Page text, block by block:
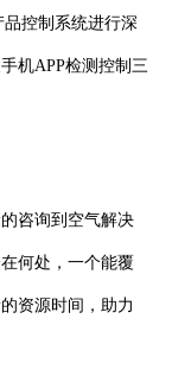
控制系统进行深
机APP检测控制三
咨询到空气解决
何处，一个能覆
资源时间，助力